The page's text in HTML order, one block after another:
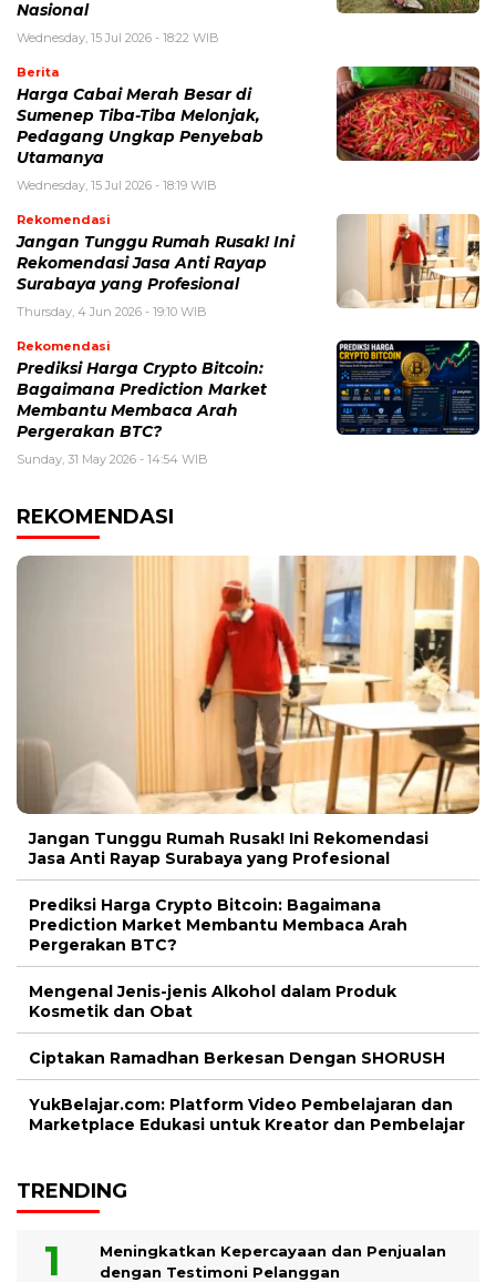
Nasional
Wednesday, 15 Jul 2026 - 18:22 WIB
Berita
Harga Cabai Merah Besar di
Sumenep Tiba-Tiba Melonjak,
Pedagang Ungkap Penyebab
Utamanya
Wednesday, 15 Jul 2026 - 18:19 WIB
Rekomendasi
Jangan Tunggu Rumah Rusak! Ini
Rekomendasi Jasa Anti Rayap
Surabaya yang Profesional
Thursday, 4 Jun 2026 - 19:10 WIB
Rekomendasi
Prediksi Harga Crypto Bitcoin:
Bagaimana Prediction Market
Membantu Membaca Arah
Pergerakan BTC?
Sunday, 31 May 2026 - 14:54 WIB
REKOMENDASI
Jangan Tunggu Rumah Rusak! Ini Rekomendasi
Jasa Anti Rayap Surabaya yang Profesional
Prediksi Harga Crypto Bitcoin: Bagaimana
Prediction Market Membantu Membaca Arah
Pergerakan BTC?
Mengenal Jenis-jenis Alkohol dalam Produk
Kosmetik dan Obat
Ciptakan Ramadhan Berkesan Dengan SHORUSH
YukBelajar.com: Platform Video Pembelajaran dan
Marketplace Edukasi untuk Kreator dan Pembelajar
TRENDING
Meningkatkan Kepercayaan dan Penjualan
dengan Testimoni Pelanggan